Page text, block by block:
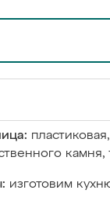
изготовим